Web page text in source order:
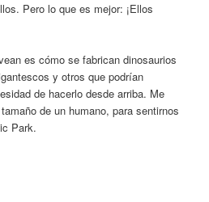
Pero lo que es mejor: ¡Ellos
es cómo se fabrican dinosaurios
y otros que podrían
de hacerlo desde arriba. Me
de un humano, para sentirnos
Park.